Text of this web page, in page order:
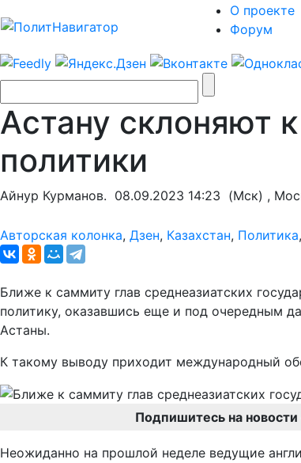
О проекте
Форум
Астану склоняют
политики
Айнур Курманов. 08.09.2023 14:23 (Мск) ,
Авторская колонка, Дзен, Казахстан, Политика,
Ближе к саммиту глав среднеазиатских
политику, оказавшись еще и под очередным
Астаны.
К такому выводу приходит международный
Подпишитесь на
Неожиданно на прошлой неделе ведущие